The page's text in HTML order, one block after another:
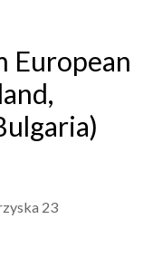
European
23